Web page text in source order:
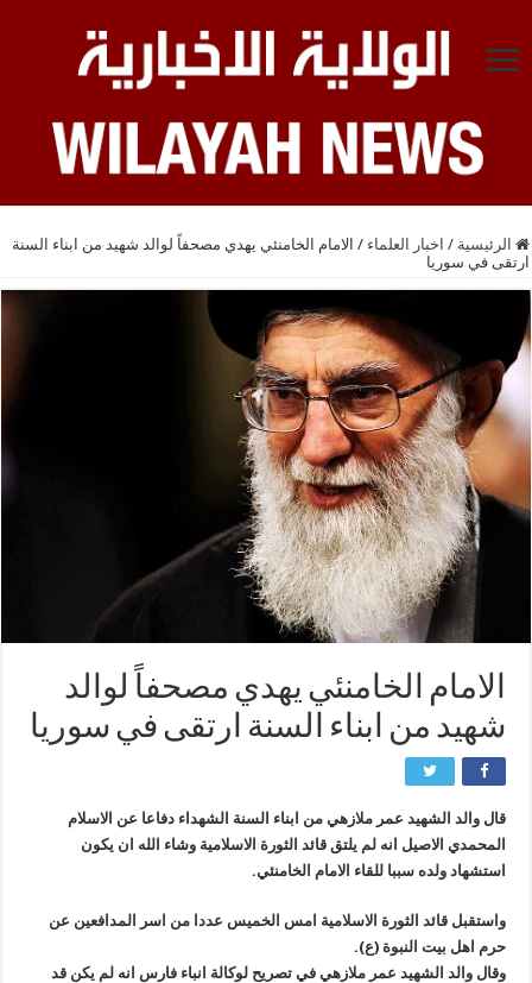
الرئيسية / اخبار العلماء / الامام الخامنئي يهدي مصحفاً لوالد شهيد من ابناء السنة
ارتقى في سوريا
الامام الخامنئي يهدي مصحفاً لوالد
شهيد من ابناء السنة ارتقى في سوريا
قال والد الشهيد عمر ملازهي من ابناء السنة الشهداء دفاعا عن الاسلام
المحمدي الاصيل انه لم يلتق قائد الثورة الاسلامية وشاء الله ان يكون
استشهاد ولده سببا للقاء الامام الخامنئي.
واستقبل قائد الثورة الاسلامية امس الخميس عددا من اسر المدافعين عن
حرم اهل بيت النبوة (ع).
وقال والد الشهيد عمر ملازهي في تصريح لوكالة انباء فارس انه لم يكن قد